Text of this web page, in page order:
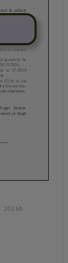
203 kB